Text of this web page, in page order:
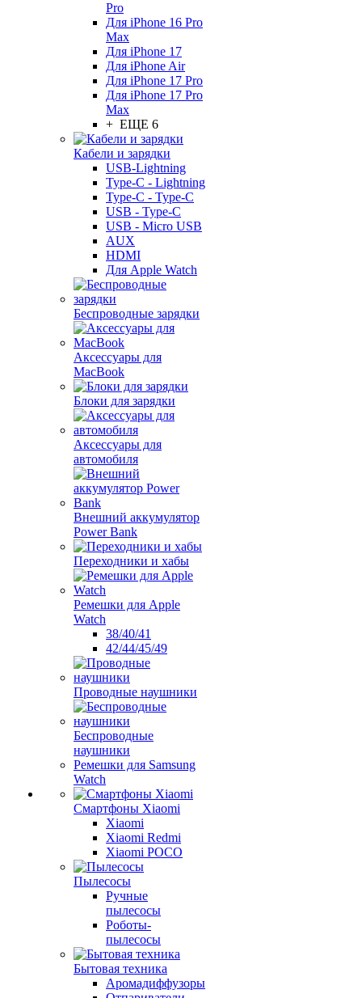
Pro
Для iPhone 16 Pro
Max
Для iPhone 17
Для iPhone Air
Для iPhone 17 Pro
Для iPhone 17 Pro
Max
+ ЕЩЕ 6
Кабели и зарядки
USB-Lightning
Type-C - Lightning
Type-C - Type-C
USB - Type-C
USB - Micro USB
AUX
HDMI
Для Apple Watch
Беспроводные зарядки
Аксессуары для
MacBook
Блоки для зарядки
Аксессуары для
автомобиля
Внешний аккумулятор
Power Bank
Переходники и хабы
Ремешки для Apple
Watch
38/40/41
42/44/45/49
Проводные наушники
Беспроводные
наушники
Ремешки для Samsung
Watch
Смартфоны Xiaomi
Xiaomi
Xiaomi Redmi
Xiaomi POCO
Пылесосы
Ручные
пылесосы
Роботы-
пылесосы
Бытовая техника
Аромадиффузоры